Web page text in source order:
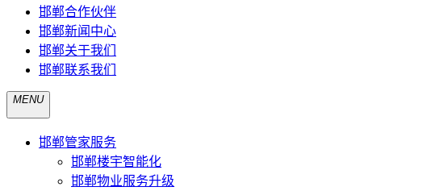
邯郸合作伙伴
邯郸新闻中心
邯郸关于我们
邯郸联系我们
MENU
邯郸管家服务
邯郸楼宇智能化
邯郸物业服务升级